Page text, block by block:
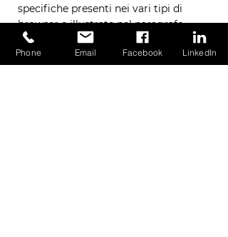
specifiche presenti nei vari tipi di
browser e illustrate nel paragrafo
successivo.
Disattivando i cookie, però, il
Phone Email Facebook LinkedIn